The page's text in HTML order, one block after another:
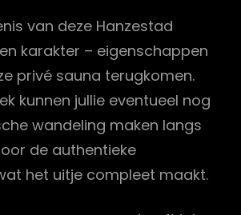
van deze Hanzestad
karakter – eigenschappen
privé sauna terugkomen.
kunnen jullie eventueel nog
wandeling maken langs
de authentieke
het uitje compleet maakt.